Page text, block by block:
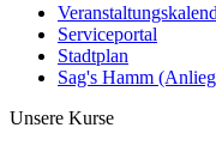
Serviceportal
Stadtplan
Sag's Hamm
Unsere Kurse